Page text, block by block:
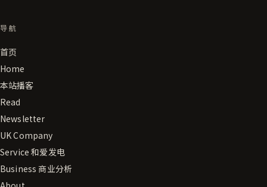
导航
首页
Home
本站播客
Read
Newsletter
UK Company
Service 和爱发电
Business 商业分析